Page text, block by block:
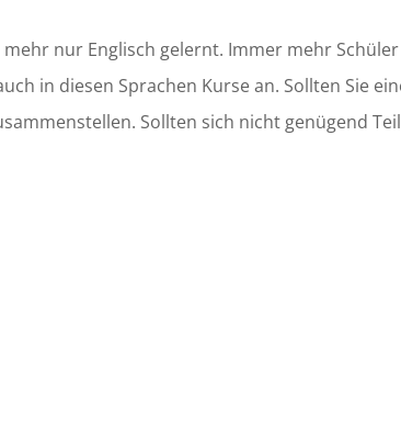
nur Englisch gelernt. Immer mehr
in diesen Sprachen Kurse an. Sollten Sie
Sollten sich nicht genügend